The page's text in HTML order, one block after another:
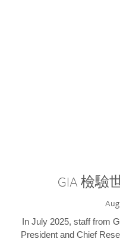
GIA 檢驗
In July 2025, staff from
President and Chief